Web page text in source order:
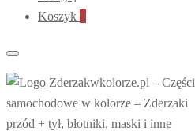
Koszyk 0
Zderzakwkolorze.pl – Części
samochodowe w kolorze – Zderzaki
przód + tył, błotniki, maski i inne